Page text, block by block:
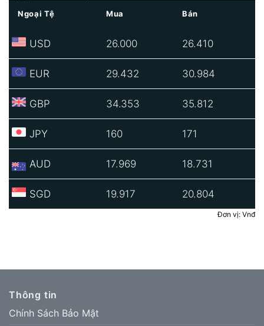
Ngoại Tệ Mua Bán
USD 26.000 26.410
EUR 29.432 30.984
GBP 34.353 35.812
JPY 160 171
AUD 17.969 18.731
SGD 19.917 20.804
Đơn vị: Vnđ
Thông tin
Chính Sách Bảo Mật